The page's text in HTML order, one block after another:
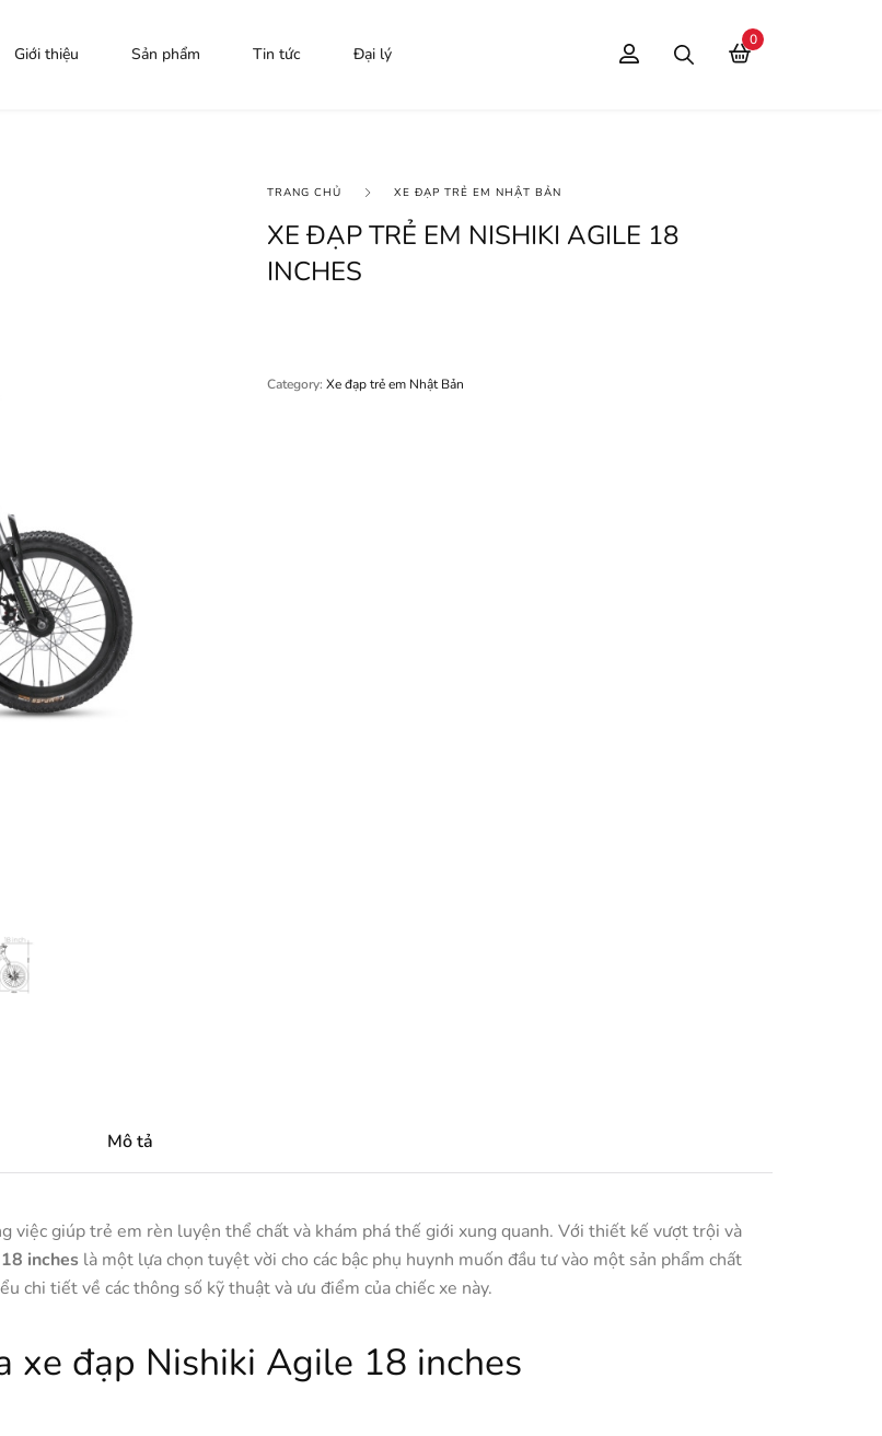
Giới thiệu Sản phẩm Tin tức Đại lý
0
TRANG CHỦ XE ĐẠP TRẺ EM NHẬT BẢN
XE ĐẠP TRẺ EM NISHIKI AGILE 18
INCHES
Category:Xe đạp trẻ em Nhật Bản
Mô tả
việc giúp trẻ em rèn luyện thể chất và khám phá thế giới xung quanh. Với thiết kế vượt trội và
inches là một lựa chọn tuyệt vời cho các bậc phụ huynh muốn đầu tư vào một sản phẩm chất
chi tiết về các thông số kỹ thuật và ưu điểm của chiếc xe này.
xe đạp Nishiki Agile 18 inches